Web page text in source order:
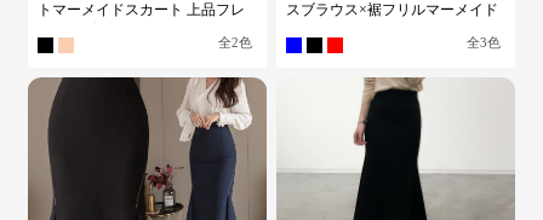
トマーメイドスカート 上品フレ
全2色
スブラウス×裾フリルマーメイド
全3色